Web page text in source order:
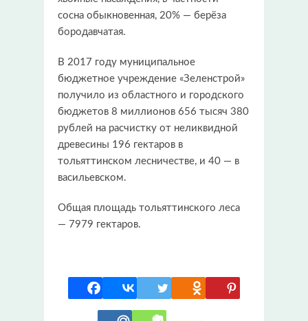
сосна обыкновенная, 20% — берёза
бородавчатая.
В 2017 году муниципальное
бюджетное учреждение «Зеленстрой»
получило из областного и городского
бюджетов 8 миллионов 656 тысяч 380
рублей на расчистку от неликвидной
древесины 196 гектаров в
тольяттинском лесничестве, и 40 — в
васильевском.
Общая площадь тольяттинского леса
— 7979 гектаров.